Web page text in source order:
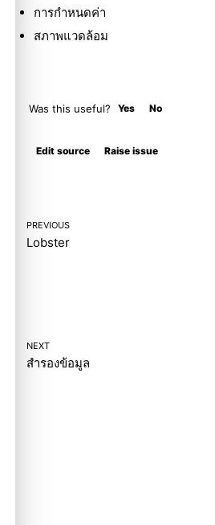
การกำหนดค่า
สภาพแวดล้อม
Was this useful? Yes No
Edit source Raise issue
PREVIOUS
Lobster
NEXT
สำรองข้อมูล